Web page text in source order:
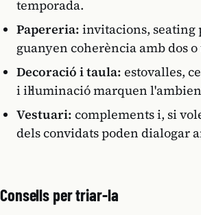
temporada.
Papereria: invitacions, seating
guanyen coherència amb dos o
Decoració i taula: estovalles,
i il·luminació marquen
Vestuari: complements i, si
dels convidats poden dialogar
Consells per triar-la